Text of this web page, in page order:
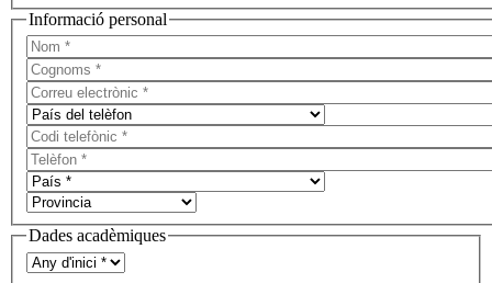
Informació personal
Dades acadèmiques